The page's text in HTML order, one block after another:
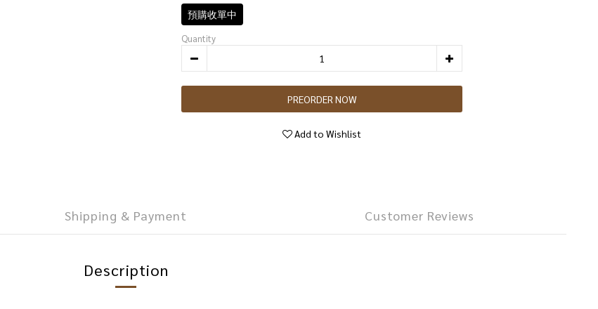
預購收單中
Quantity
PREORDER NOW
Add to Wishlist
Shipping & Payment Customer Reviews
Description